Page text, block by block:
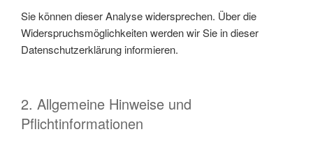
Sie können dieser Analyse widersprechen. Über die
Widerspruchsmöglichkeiten werden wir Sie in dieser
Datenschutzerklärung informieren.
2. Allgemeine Hinweise und
Pflichtinformationen